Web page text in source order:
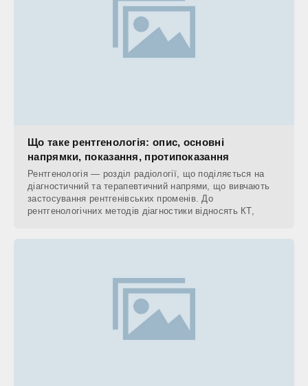
Що таке рентгенологія: опис, основні
напрямки, показання, протипоказання
Рентгенологія — розділ радіології, що поділяється на
діагностичний та терапевтичний напрями, що вивчають
застосування рентгенівських променів. До
рентгенологічних методів діагностики відносять КТ,